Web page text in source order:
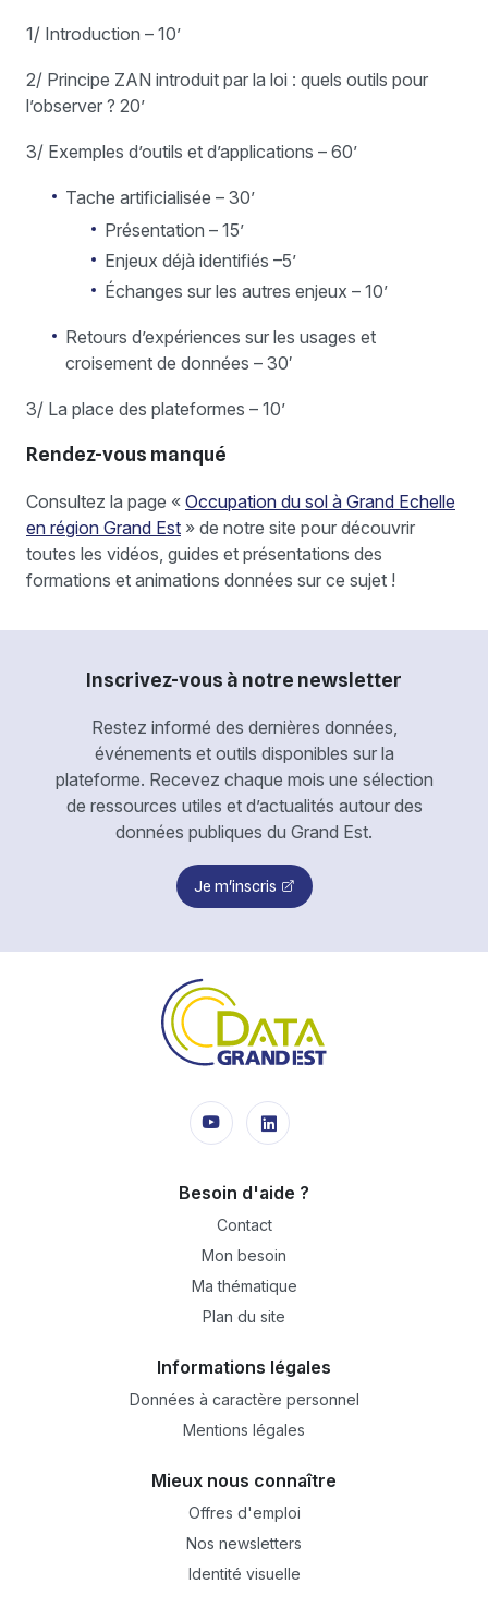
1/ Introduction – 10’
2/ Principe ZAN introduit par la loi : quels outils pour
l’observer ? 20’
3/ Exemples d’outils et d’applications – 60’
Tache artificialisée – 30’
Présentation – 15’
Enjeux déjà identifiés –5’
Échanges sur les autres enjeux – 10’
Retours d’expériences sur les usages et
croisement de données – 30′
3/ La place des plateformes – 10’
Rendez-vous manqué
Consultez la page « Occupation du sol à Grand Echelle
en région Grand Est » de notre site pour découvrir
toutes les vidéos, guides et présentations des
formations et animations données sur ce sujet !
Inscrivez-vous à notre newsletter
Restez informé des dernières données,
événements et outils disponibles sur la
plateforme. Recevez chaque mois une sélection
de ressources utiles et d’actualités autour des
données publiques du Grand Est.
Je m'inscris
Besoin d'aide ?
Contact
Mon besoin
Ma thématique
Plan du site
Informations légales
Données à caractère personnel
Mentions légales
Mieux nous connaître
Offres d'emploi
Nos newsletters
Identité visuelle